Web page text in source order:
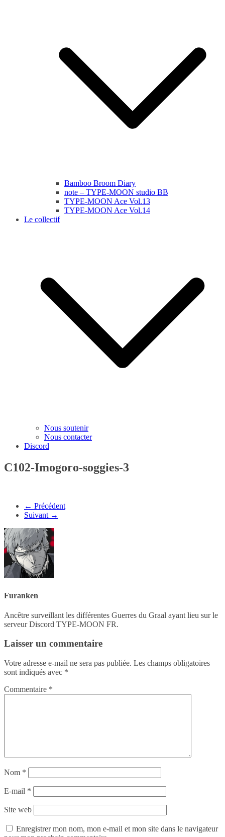
Bamboo Broom Diary
note – TYPE-MOON studio BB
TYPE-MOON Ace Vol.13
TYPE-MOON Ace Vol.14
Le collectif
Nous soutenir
Nous contacter
Discord
C102-Imogoro-soggies-3
← Précédent
Suivant →
Furanken
Ancêtre surveillant les différentes Guerres du Graal ayant lieu sur le
serveur Discord TYPE-MOON FR.
Laisser un commentaire
Votre adresse e-mail ne sera pas publiée. Les champs obligatoires
sont indiqués avec *
Commentaire *
Nom *
E-mail *
Site web
Enregistrer mon nom, mon e-mail et mon site dans le navigateur